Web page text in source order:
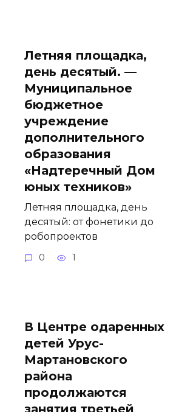
Летняя площадка,
день десятый. —
Муниципальное
бюджетное
учреждение
дополнительного
образования
«Надтеречный Дом
юных техников»
Летняя площадка, день
десятый: от фонетики до
робопроектов
0 1
В Центре одаренных
детей Урус-
Мартановского
района
продолжаются
занятия третьей